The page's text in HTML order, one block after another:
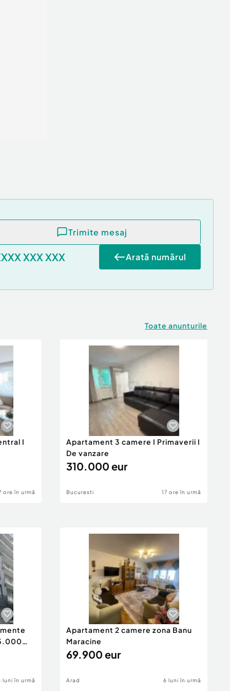
Trimite mesaj
XXX XXX Arată numărul
Toate anunturile
I
ore în urmă
Apartament 3 camere I Primaverii I
De vanzare
310.000 eur
Bucuresti 17 ore în urmă
luni în urmă
Apartament 2 camere zona Banu
Maracine
69.900 eur
Arad 6 luni în urmă